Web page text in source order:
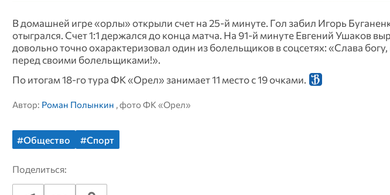
В домашней игре «орлы» открыли счет на 25-й минуте. Гол забил Игорь
отыгрался. Счет 1:1 держался до конца матча. На 91-й минуте Евгений Ушаков
довольно точно охарактеризовал один из болельщиков в соцсетях: «Слава
перед своими болельщиками!».
По итогам 18-го тура ФК «Орел» занимает 11 место с 19 очками.
Автор: Роман Полынкин , фото ФК «Орел»
#Общество #Спорт
Поделиться: